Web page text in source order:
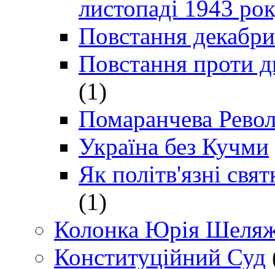
листопаді 1943
Повстання
Повстання проти
(1)
Помаранчева
Україна без Кучми
Як політв'язні
(1)
Колонка Юрія
Конституційний Суд